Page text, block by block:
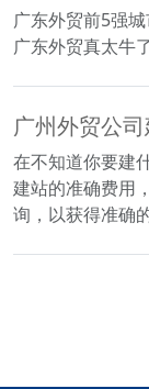
广东外贸前5强
广东外贸真太牛了
广州外贸公
在不知道你要建
建站的准确费用
询，以获得准确